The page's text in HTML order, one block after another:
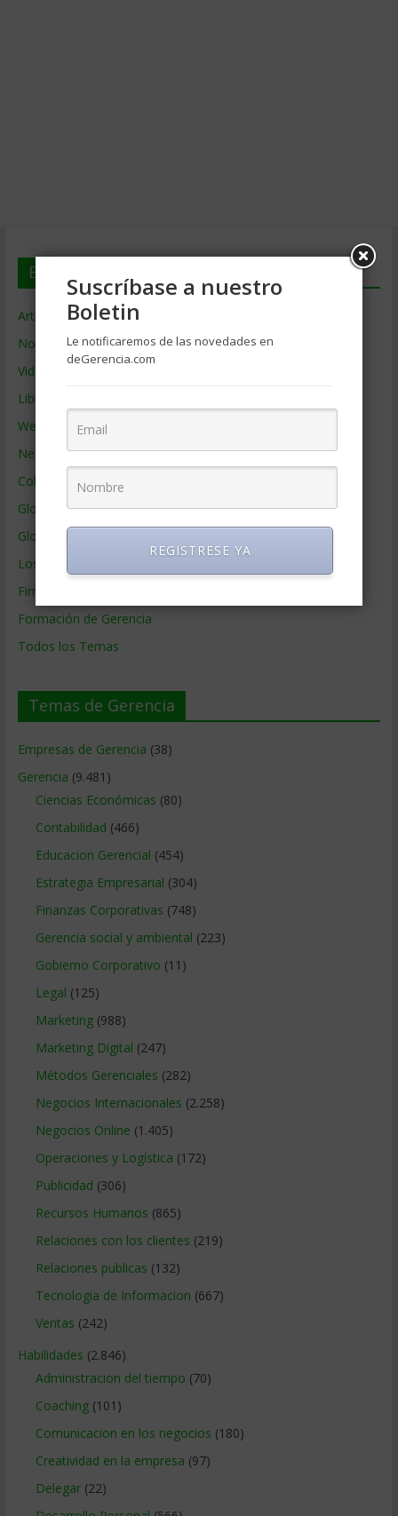
En deGerencia.com
Artículos de Gerencia
Noticias de Gerencia
Videos de Gerencia
Libros de Gerencia
Webs de Gerencia
Negocios por País
Colaboradores de Gerencia
Glosario
Glosario Inglés – Español
Los mejores MBA
Firmas de Gerencia
Formación de Gerencia
Todos los Temas
Temas de Gerencia
Empresas de Gerencia (38)
Gerencia (9.481)
Ciencias Económicas (80)
Contabilidad (466)
Educacion Gerencial (454)
Estrategia Empresarial (304)
Finanzas Corporativas (748)
Gerencia social y ambiental (223)
Gobierno Corporativo (11)
Legal (125)
Marketing(988)
Marketing Digital (247)
Métodos Gerenciales (282)
Negocios Internacionales (2.258)
Negocios Online (1.405)
Operaciones y Logística (172)
Publicidad (306)
Recursos Humanos (865)
Relaciones con los clientes (219)
Relaciones publicas (132)
Tecnologia de Informacion (667)
Ventas (242)
Habilidades (2.846)
Administracion del tiempo (70)
Coaching(101)
Comunicacion en los negocios (180)
Creatividad en la empresa (97)
Delegar(22)
Suscríbase a nuestro
Boletin
Le notificaremos de las novedades en
deGerencia.com
REGISTRESE YA